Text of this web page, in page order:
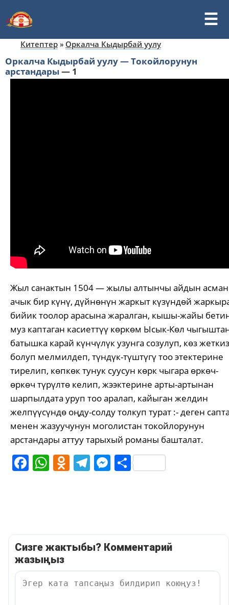
Китептер » Оркалча Кыдырбай уулу
Оркалча Кыдырбай уулу — Токойлорунун
арстандары— 1
Жыл санактын 1504 — жылы алтынчы айдын
ачык бир күнү, дүйнөнүн жаркыт күзүндөй
бийик тоолор арасына жаралган, кышы-жайы
муз каптаган касиеттүү көркөм Ысык-Көл
батышка карай күнчүлүк узунга созулуп, көз жеткиз
болуп мелмилдеп, түндүк-түштүгү тоо этектерине
тирелип, көпкөк тунук суусун көрк чыгара өркөч-
өркөч түрүлтө келип, жээктерине арты-артынан
шарпылдата уруп тоо аралап, кайыган желдин
желпүүсүндө оңду-солду толкуп турат :- деген
менен жазуучунун моголистан токойлорунун
арстандары аттуу тарыхый романы башталат.
Facebook
WhatsApp
Odnoklassniki
Telegram
Messenger
Share
Сизге жактыбы? Комментарий
жазыңыз